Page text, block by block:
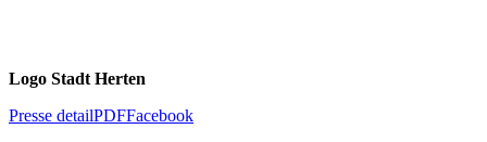
Logo Stadt Herten
Presse detailPDFFacebook